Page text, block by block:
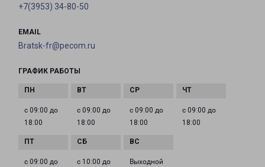
+7(3953) 34-80-50
EMAIL
Bratsk-fr@pecom.ru
ГРАФИК РАБОТЫ
с 09:00 до
18:00
с 09:00 до
18:00
с 09:00 до
18:00
с 09:00 до
18:00
с 09:00 до
с 10:00 до
Выходной